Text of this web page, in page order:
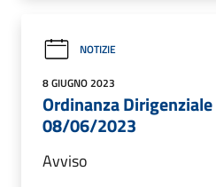
NOTIZIE
8 GIUGNO 2023
Ordinanza
08/06/2023
Avviso